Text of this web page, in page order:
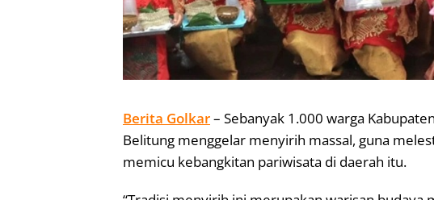
Berita Golkar– Sebanyak 1.000 warga
Belitung menggelar menyirih massal, guna
memicu kebangkitan pariwisata di daerah itu.